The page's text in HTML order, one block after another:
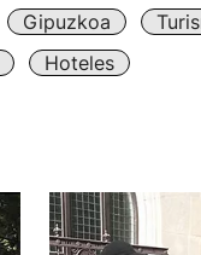
Gipuzkoa
Hoteles